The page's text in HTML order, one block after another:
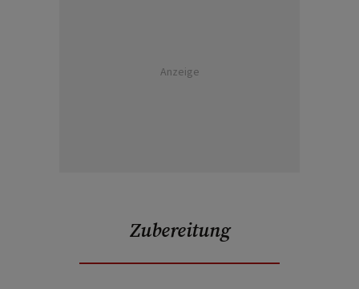
Anzeige
Zubereitung